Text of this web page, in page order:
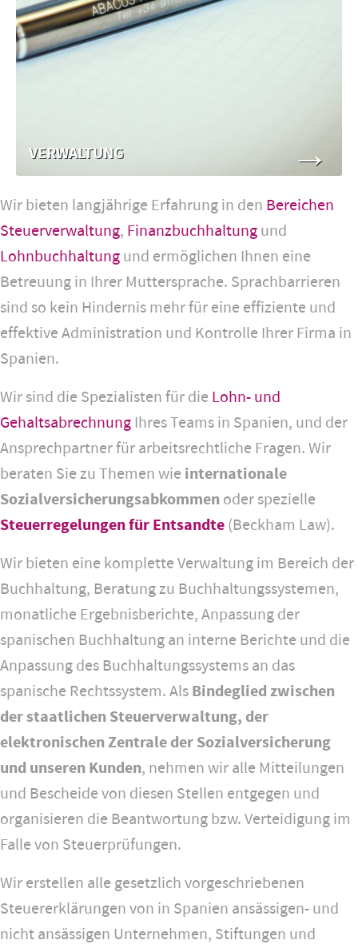
VERWALTUNG →
Wir bieten langjährige Erfahrung in den Bereichen
Steuerverwaltung, Finanzbuchhaltung und
Lohnbuchhaltung und ermöglichen Ihnen eine
Betreuung in Ihrer Muttersprache. Sprachbarrieren
sind so kein Hindernis mehr für eine effiziente und
effektive Administration und Kontrolle Ihrer Firma in
Spanien.
Wir sind die Spezialisten für die Lohn- und
Gehaltsabrechnung Ihres Teams in Spanien, und der
Ansprechpartner für arbeitsrechtliche Fragen. Wir
beraten Sie zu Themen wie internationale
Sozialversicherungsabkommen oder spezielle
Steuerregelungen für Entsandte (Beckham Law).
Wir bieten eine komplette Verwaltung im Bereich der
Buchhaltung, Beratung zu Buchhaltungssystemen,
monatliche Ergebnisberichte, Anpassung der
spanischen Buchhaltung an interne Berichte und die
Anpassung des Buchhaltungssystems an das
spanische Rechtssystem. Als Bindeglied zwischen
der staatlichen Steuerverwaltung, der
elektronischen Zentrale der Sozialversicherung
und unseren Kunden, nehmen wir alle Mitteilungen
und Bescheide von diesen Stellen entgegen und
organisieren die Beantwortung bzw. Verteidigung im
Falle von Steuerprüfungen.
Wir erstellen alle gesetzlich vorgeschriebenen
Steuererklärungen von in Spanien ansässigen- und
nicht ansässigen Unternehmen, Stiftungen und